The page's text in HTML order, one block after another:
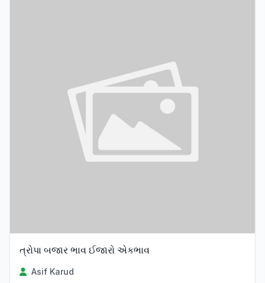
ત્રોપા બજાર ભાવ ઈજારો એકભાવ
Asif Karud